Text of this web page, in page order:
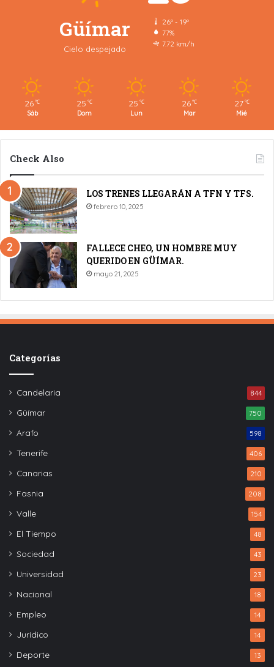
Güímar
Cielo despejado
26º - 19º
77%
7.72 km/h
26 ℃
Sáb
25 ℃
Dom
25 ℃
Lun
26 ℃
Mar
27 ℃
Mié
Check Also
LOS TRENES LLEGARÁN A TFN Y TFS.
febrero 10, 2025
FALLECE CHEO, UN HOMBRE MUY
QUERIDO EN GÜÍMAR.
mayo 21, 2025
Categorías
Candelaria 844
Güímar 750
Arafo 598
Tenerife 406
Canarias 210
Fasnia 208
Valle 154
El Tiempo 48
Sociedad 43
Universidad 23
Nacional 18
Empleo 14
Jurídico 14
Deporte 13